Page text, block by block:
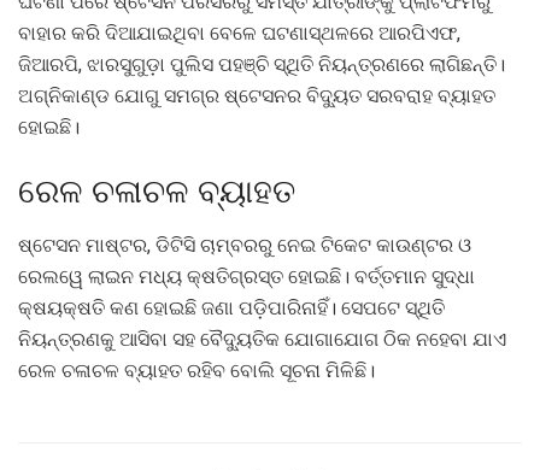
ବାହାର କରି ଦିଆଯାଇଥିବା ବେଳେ ଘଟଣାସ୍ଥଳରେ ଆରପିଏଫ,
ଜିଆରପି, ଝାରସୁଗୁଡ଼ା ପୁଲିସ ପହଞ୍ଚି ସ୍ଥିତି ନିୟନ୍ତ୍ରଣରେ ଲାଗିଛନ୍ତି।
ଅଗ୍ନିକାଣ୍ଡ ଯୋଗୁ ସମଗ୍ର ଷ୍ଟେସନର ବିଦ୍ୟୁତ ସରବରାହ ବ୍ୟାହତ
ହୋଇଛି।
ରେଳ ଚଳାଚଳ ବ୍ୟାହତ
ଷ୍ଟେସନ ମାଷ୍ଟର, ଡିଟିସି ଚାମ୍ବରରୁ ନେଇ ଟିକେଟ କାଉଣ୍ଟର ଓ
ରେଲୱେ ଲାଇନ ମଧ୍ୟ କ୍ଷତିଗ୍ରସ୍ତ ହୋଇଛି। ବର୍ତ୍ତମାନ ସୁଦ୍ଧା
କ୍ଷୟକ୍ଷତି କଣ ହୋଇଛି ଜଣା ପଡ଼ିପାରିନାହିଁ। ସେପଟେ ସ୍ଥିତି
ନିୟନ୍ତ୍ରଣକୁ ଆସିବା ସହ ବୈଦ୍ୟୁତିକ ଯୋଗାଯୋଗ ଠିକ ନହେବା ଯାଏ
ରେଳ ଚଳାଚଳ ବ୍ୟାହତ ରହିବ ବୋଲି ସୂଚନା ମିଳିଛି।